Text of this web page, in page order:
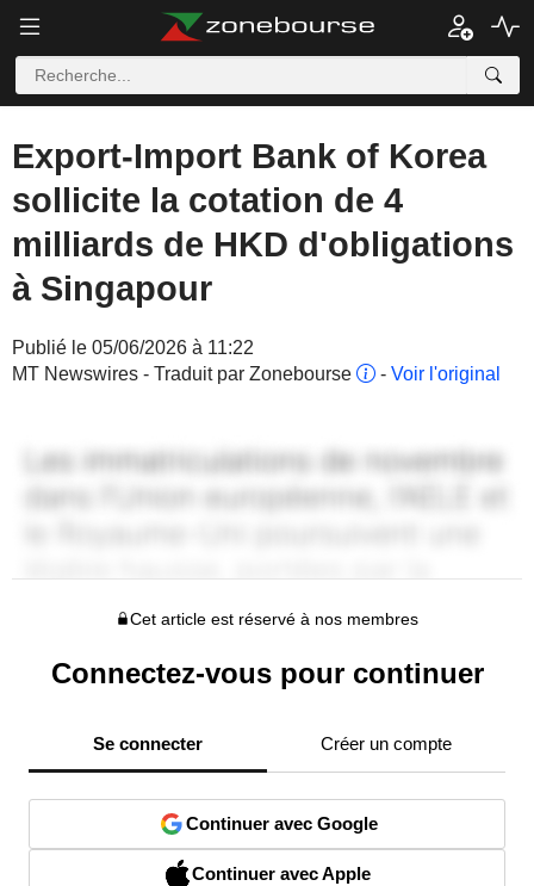
Export-Import Bank of Korea
sollicite la cotation de 4
milliards de HKD d'obligations
à Singapour
Publié le 05/06/2026 à 11:22
MT Newswires - Traduit par Zonebourse
- Voir l'original
Cet article est réservé à nos membres
Connectez-vous pour continuer
Se connecter Créer un compte
Continuer avec Google
Continuer avec Apple